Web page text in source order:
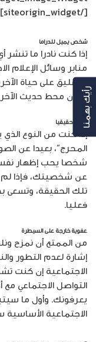
[/siteorigin_widget]
شخص يميل للدراما
إذا كنت نادرا ما
منابر وسائل الإعلام
للتعليق على حياة
تكون محط حديث
تبقيه حقيقيا
إذا كنت من النوع
المحرج”، بعيدا عن
شخصا يحب إظهار
عن شخصيتك، فإذا لم
تلك الحقيقة، وتسعى
فعليا.
عفوية خارجة على السيطرة
من الممتع أن نمزح
إشارة لعدم التطور
الاجتماعية إن كنت
التواصل الاجتماعي
يعرفونك. وأول ما
الاجتماعية الأساسية
رأيك بهمنا